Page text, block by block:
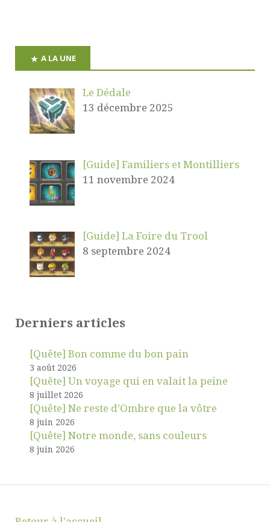
A LA UNE
Le Dédale
13 décembre 2025
[Guide] Familiers et Montilliers
11 novembre 2024
[Guide] La Foire du Trool
8 septembre 2024
Derniers articles
[Quête] Bon comme du bon pain
3 août 2026
[Quête] Un voyage qui en valait la peine
8 juillet 2026
[Quête] Ne reste d’Ombre que la vôtre
8 juin 2026
[Quête] Notre monde, sans couleurs
8 juin 2026